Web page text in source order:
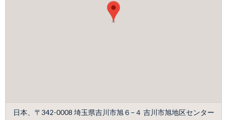
日本、〒342-0008 埼玉県吉川市旭６−４ 吉川市旭地区センター